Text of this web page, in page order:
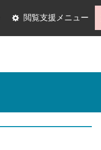
閲覧支援メニュー